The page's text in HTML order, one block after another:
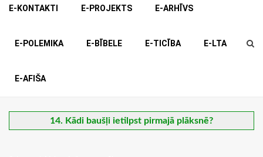
E-KONTAKTI E-PROJEKTS E-ARHĪVS
E-POLEMIKA E-BĪBELE E-TICĪBA E-LTA
E-AFIŠA
14. Kādi baušļi ietilpst pirmajā plāksnē?